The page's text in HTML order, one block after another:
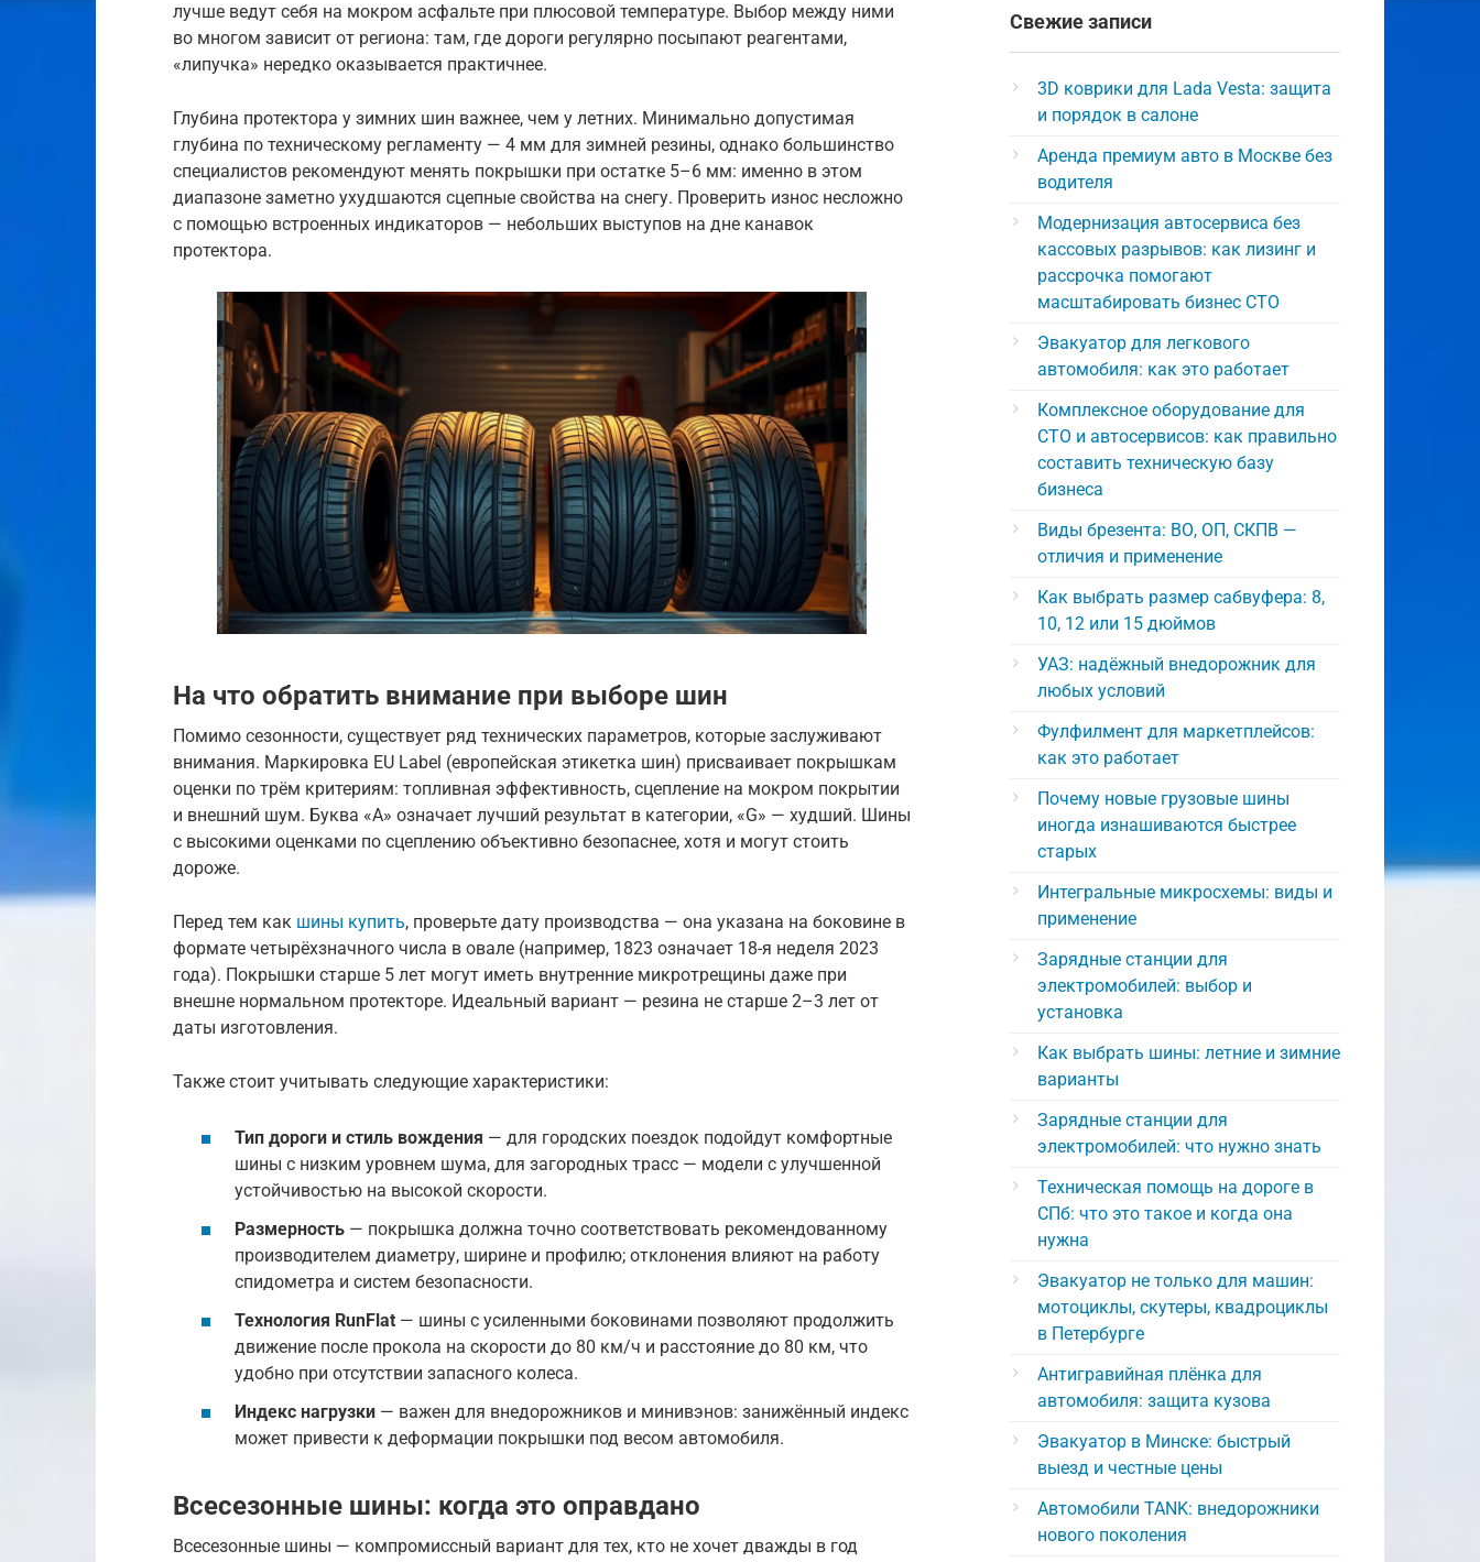
лучше ведут себя на мокром асфальте при плюсовой температуре. Выбор между ними
во многом зависит от региона: там, где дороги регулярно посыпают реагентами,
«липучка» нередко оказывается практичнее.
Глубина протектора у зимних шин важнее, чем у летних. Минимально допустимая
глубина по техническому регламенту — 4 мм для зимней резины, однако большинство
специалистов рекомендуют менять покрышки при остатке 5–6 мм: именно в этом
диапазоне заметно ухудшаются сцепные свойства на снегу. Проверить износ несложно
с помощью встроенных индикаторов — небольших выступов на дне канавок
протектора.
На что обратить внимание при выборе шин
Помимо сезонности, существует ряд технических параметров, которые заслуживают
внимания. Маркировка EU Label (европейская этикетка шин) присваивает покрышкам
оценки по трём критериям: топливная эффективность, сцепление на мокром покрытии
и внешний шум. Буква «A» означает лучший результат в категории, «G» — худший. Шины
с высокими оценками по сцеплению объективно безопаснее, хотя и могут стоить
дороже.
Перед тем как шины купить, проверьте дату производства — она указана на боковине в
формате четырёхзначного числа в овале (например, 1823 означает 18-я неделя 2023
года). Покрышки старше 5 лет могут иметь внутренние микротрещины даже при
внешне нормальном протекторе. Идеальный вариант — резина не старше 2–3 лет от
даты изготовления.
Также стоит учитывать следующие характеристики:
Тип дороги и стиль вождения — для городских поездок подойдут комфортные
шины с низким уровнем шума, для загородных трасс — модели с улучшенной
устойчивостью на высокой скорости.
Размерность — покрышка должна точно соответствовать рекомендованному
производителем диаметру, ширине и профилю; отклонения влияют на работу
спидометра и систем безопасности.
Технология RunFlat — шины с усиленными боковинами позволяют продолжить
движение после прокола на скорости до 80 км/ч и расстояние до 80 км, что
удобно при отсутствии запасного колеса.
Индекс нагрузки — важен для внедорожников и минивэнов: занижённый индекс
может привести к деформации покрышки под весом автомобиля.
Всесезонные шины: когда это оправдано
Всесезонные шины — компромиссный вариант для тех, кто не хочет дважды в год
Свежие записи
3D коврики для Lada Vesta: защита
и порядок в салоне
Аренда премиум авто в Москве без
водителя
Модернизация автосервиса без
кассовых разрывов: как лизинг и
рассрочка помогают
масштабировать бизнес СТО
Эвакуатор для легкового
автомобиля: как это работает
Комплексное оборудование для
СТО и автосервисов: как правильно
составить техническую базу
бизнеса
Виды брезента: ВО, ОП, СКПВ —
отличия и применение
Как выбрать размер сабвуфера: 8,
10, 12 или 15 дюймов
УАЗ: надёжный внедорожник для
любых условий
Фулфилмент для маркетплейсов:
как это работает
Почему новые грузовые шины
иногда изнашиваются быстрее
старых
Интегральные микросхемы: виды и
применение
Зарядные станции для
электромобилей: выбор и
установка
Как выбрать шины: летние и зимние
варианты
Зарядные станции для
электромобилей: что нужно знать
Техническая помощь на дороге в
СПб: что это такое и когда она
нужна
Эвакуатор не только для машин:
мотоциклы, скутеры, квадроциклы
в Петербурге
Антигравийная плёнка для
автомобиля: защита кузова
Эвакуатор в Минске: быстрый
выезд и честные цены
Автомобили TANK: внедорожники
нового поколения